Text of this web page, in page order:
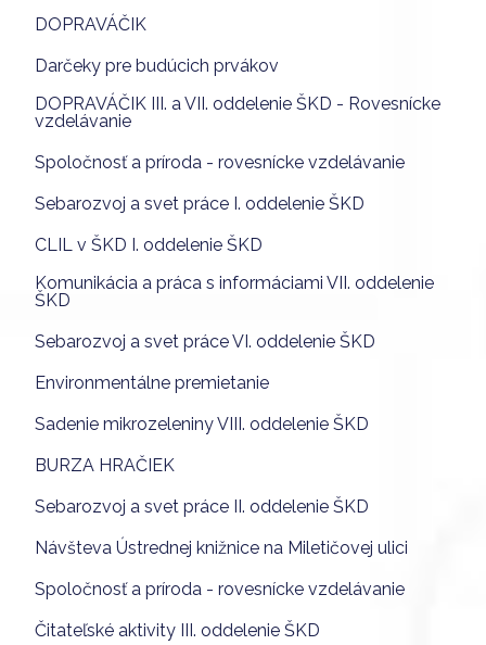
DOPRAVÁČIK
Darčeky pre budúcich prvákov
DOPRAVÁČIK III. a VII. oddelenie ŠKD - Rovesnícke
vzdelávanie
Spoločnosť a príroda - rovesnícke vzdelávanie
Sebarozvoj a svet práce I. oddelenie ŠKD
CLIL v ŠKD I. oddelenie ŠKD
Komunikácia a práca s informáciami VII. oddelenie
ŠKD
Sebarozvoj a svet práce VI. oddelenie ŠKD
Environmentálne premietanie
Sadenie mikrozeleniny VIII. oddelenie ŠKD
BURZA HRAČIEK
Sebarozvoj a svet práce II. oddelenie ŠKD
Návšteva Ústrednej knižnice na Miletičovej ulici
Spoločnosť a príroda - rovesnícke vzdelávanie
Čitateľské aktivity III. oddelenie ŠKD